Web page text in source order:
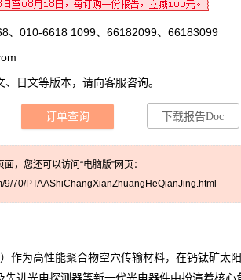
010-6618 1099、66182099、66183099
日文等版本，请向客服咨询。
订单查询 下载报告Doc
，您还可以访问“电脑版”网页：
9/70/PTAAShiChangXianZhuangHeQianJing.html
为高性能聚合物空穴传输材料，在钙钛矿太